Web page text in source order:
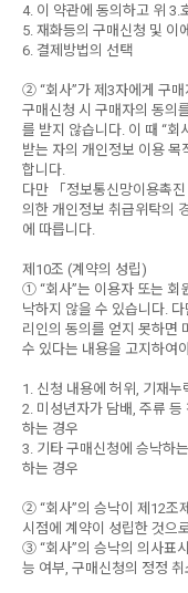
4. 이 약관에 동의하고 위 3.
5. 재화등의 구매신청 및 이
6. 결제방법의 선택
② “회사”가 제3자에게 구매
구매신청 시 구매자의 동의
를 받지 않습니다. 이 때 “회
받는 자의 개인정보 이용 목
합니다.
다만 「정보통신망이용촉
의한 개인정보 취급위탁의
에 따릅니다.
제10조 (계약의 성립)
① “회사”는 이용자 또는 회
낙하지 않을 수 있습니다.
리인의 동의를 얻지 못하면
수 있다는 내용을 고지하여
1. 신청 내용에 허위, 기재누
2. 미성년자가 담배, 주류
하는 경우
3. 기타 구매신청에 승낙하
하는 경우
② “회사”의 승낙이 제12조
시점에 계약이 성립한 것으
③ “회사”의 승낙의 의사표
능 여부, 구매신청의 정정